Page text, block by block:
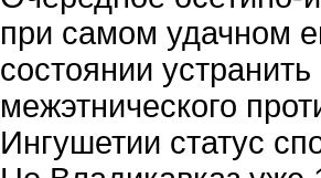
при самом удачном
состоянии
межэтнического
Ингушетии статус